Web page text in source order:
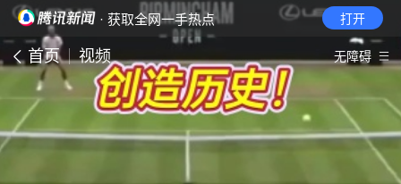
· 获取全网一手热点 打开
首页 视频 无障碍